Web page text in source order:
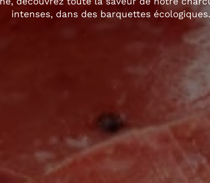
intenses, dans des barquettes écologiques.